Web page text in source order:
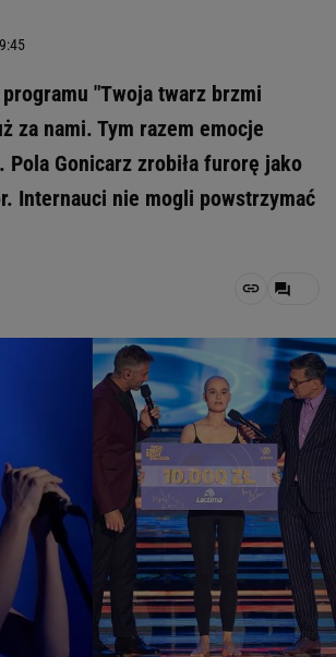
"Twoja twarz brzmi
za nami. Tym razem emocje
Pola Gonicarz zrobiła furorę jako
Internauci nie mogli powstrzymać